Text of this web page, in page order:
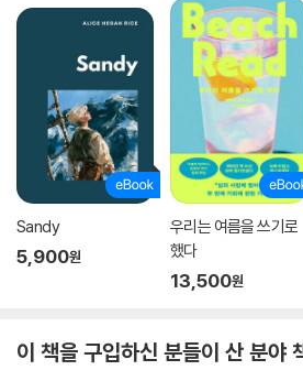
봄에 나는 없었다 | 딸은 딸이다 | 두번째 봄 |
‘메리 웨스트매콧 컬렉션’은 애거사 크리스티
어나 새로이 도전한 문학의 정점으로, ‘메리
발표한 여섯 편의 장편소설로 구성되어 있다.
믿었던 남편의 외도에 큰 충격을 받고 11일
스러운 시간을 보내던 애거사 크리스티는, 실
1930년부터 1956년까지 ‘인간’, 특히 ‘여성’
편소설을 발표한다. 추리소설 작가로서 이미
의 혼동을 우려해 필명으로 작품을 출판했고,
Sandy
5,900원
우리는 여름을 쓰기로
했다
13,500원
이 책을 구입하신 분들이 산 분야